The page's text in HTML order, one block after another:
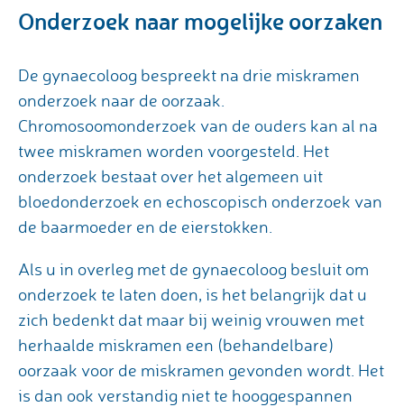
Onderzoek naar mogelijke oorzaken
De gynaecoloog bespreekt na drie miskramen
onderzoek naar de oorzaak.
Chromosoomonderzoek van de ouders kan al na
twee miskramen worden voorgesteld. Het
onderzoek bestaat over het algemeen uit
bloedonderzoek en echoscopisch onderzoek van
de baarmoeder en de eierstokken.
Als u in overleg met de gynaecoloog besluit om
onderzoek te laten doen, is het belangrijk dat u
zich bedenkt dat maar bij weinig vrouwen met
herhaalde miskramen een (behandelbare)
oorzaak voor de miskramen gevonden wordt. Het
is dan ook verstandig niet te hooggespannen